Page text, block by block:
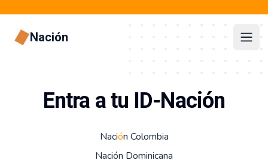
Nación
Entra a tu ID-Nación
Nación Colombia
Nación Dominicana